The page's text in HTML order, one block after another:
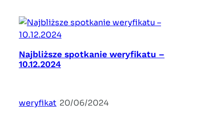
Najbliższe spotkanie weryfikatu –
10.12.2024
weryfikat 20/06/2024